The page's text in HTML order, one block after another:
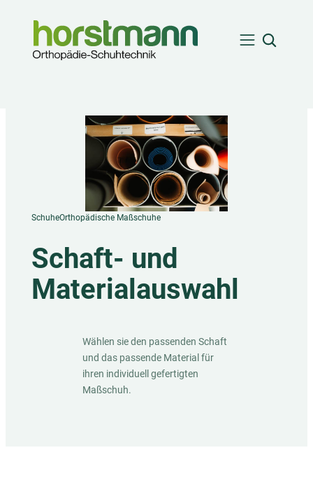
springen
Such-
Overlay
SchuheOrthopädische Maßschuhe
Schaft- und
Materialauswahl
Wählen sie den passenden Schaft
und das passende Material für
ihren individuell gefertigten
Maßschuh.